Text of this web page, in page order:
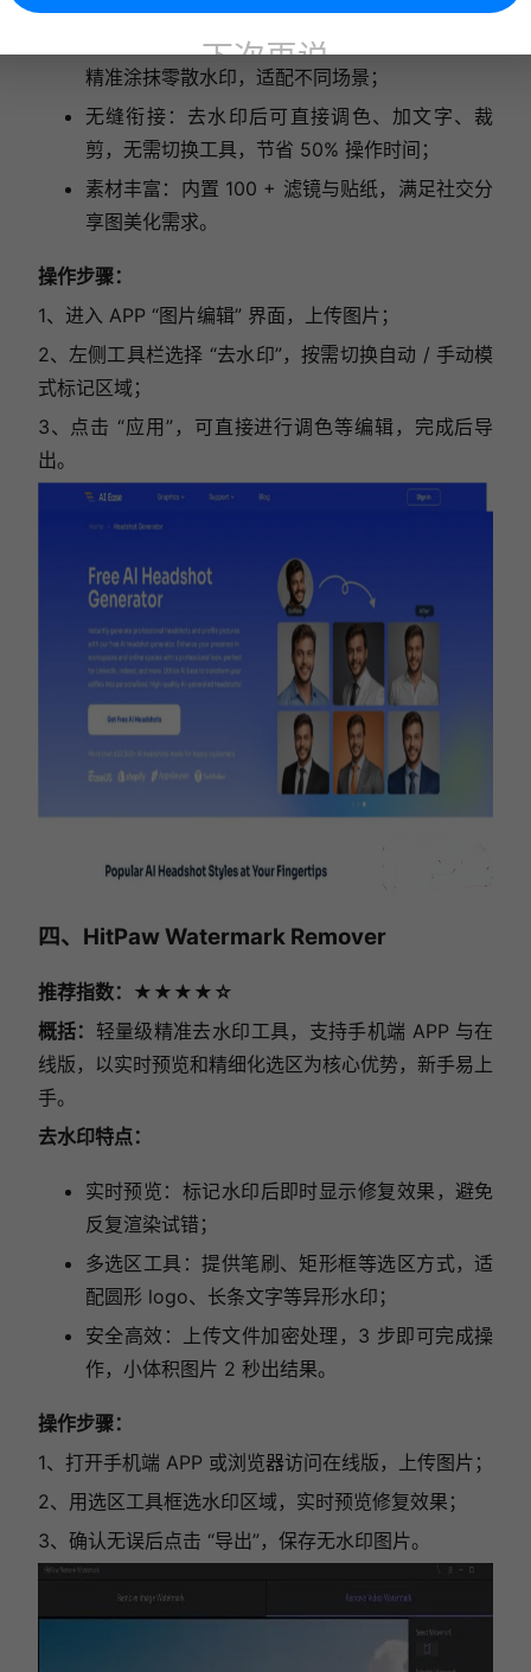
双模式清除：自动模式识别明显水印，手动模式
精准涂抹零散水印，适配不同场景；
无缝衔接：去水印后可直接调色、加文字、裁
剪，无需切换工具，节省 50% 操作时间；
素材丰富：内置 100 + 滤镜与贴纸，满足社交分
享图美化需求。
操作步骤：
1、进入 APP “图片编辑” 界面，上传图片；
2、左侧工具栏选择 “去水印”，按需切换自动 / 手动模
式标记区域；
3、点击 “应用”，可直接进行调色等编辑，完成后导
出。
四、HitPaw Watermark Remover
推荐指数：★★★★☆
概括： 轻量级精准去水印工具，支持手机端 APP 与在
线版，以实时预览和精细化选区为核心优势，新手易上
手。
去水印特点：
实时预览：标记水印后即时显示修复效果，避免
反复渲染试错；
多选区工具：提供笔刷、矩形框等选区方式，适
配圆形 logo、长条文字等异形水印；
安全高效：上传文件加密处理，3 步即可完成操
作，小体积图片 2 秒出结果。
操作步骤：
1、打开手机端 APP 或浏览器访问在线版，上传图片；
2、用选区工具框选水印区域，实时预览修复效果；
3、确认无误后点击 “导出”，保存无水印图片。
下次再说